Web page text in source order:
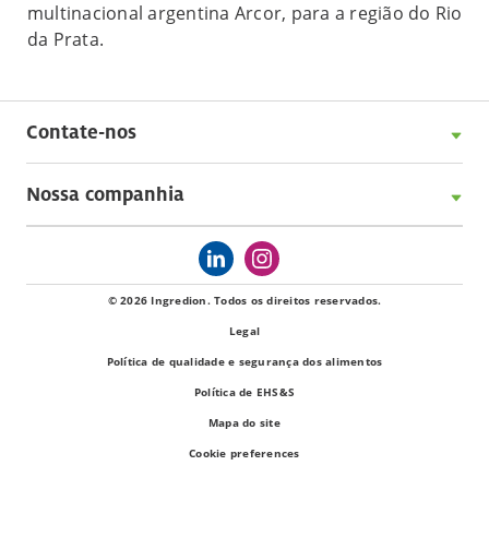
multinacional argentina Arcor, para a região do Rio
da Prata.
Contate-nos
Nossa companhia
© 2026 Ingredion. Todos os direitos reservados.
Legal
Política de qualidade e segurança dos alimentos
Política de EHS&S
Mapa do site
Cookie preferences